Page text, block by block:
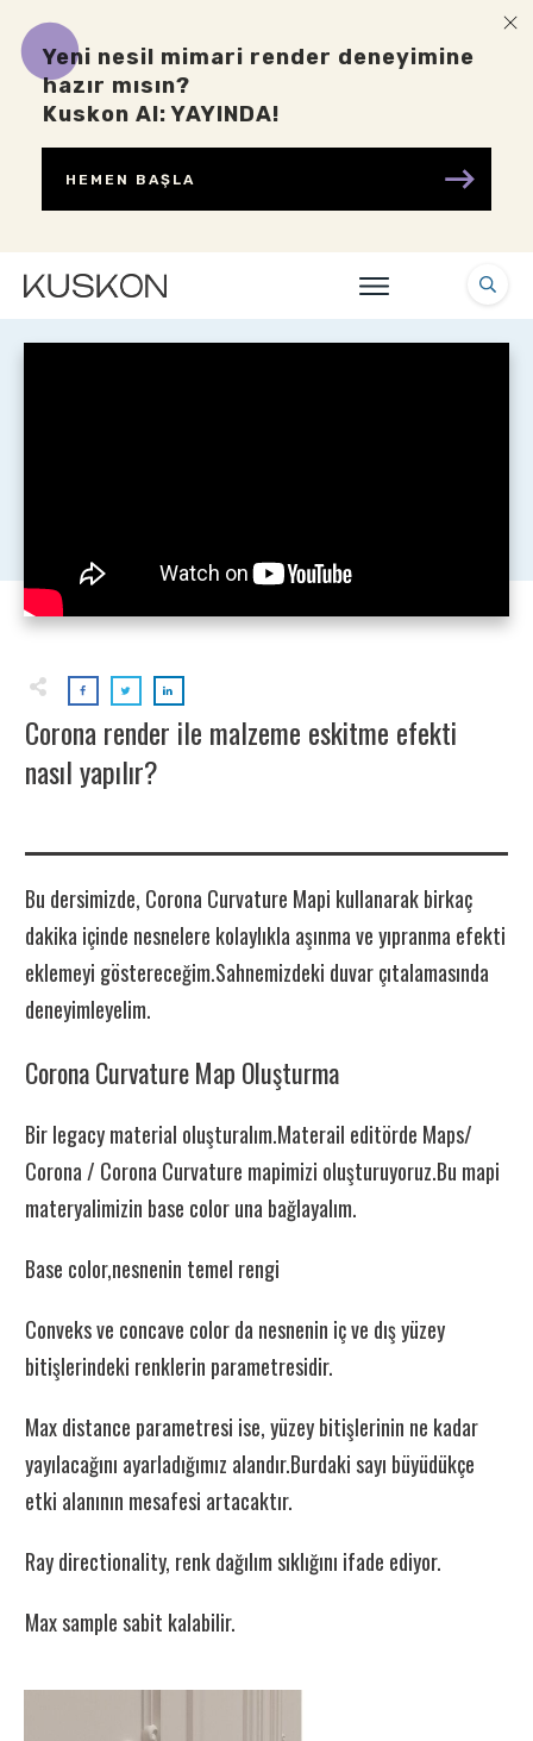
Corona render ile malzeme eskitme efekti
nasıl yapılır?
Bu dersimizde, Corona Curvature Mapi kullanarak birkaç
dakika içinde nesnelere kolaylıkla aşınma ve yıpranma efekti
eklemeyi göstereceğim.Sahnemizdeki duvar çıtalamasında
deneyimleyelim.
Corona Curvature Map Oluşturma
Bir legacy material oluşturalım.Materail editörde Maps/
Corona / Corona Curvature mapimizi oluşturuyoruz.Bu mapi
materyalimizin base color una bağlayalım.
Base color,nesnenin temel rengi
Conveks ve concave color da nesnenin iç ve dış yüzey
bitişlerindeki renklerin parametresidir.
Max distance parametresi ise, yüzey bitişlerinin ne kadar
yayılacağını ayarladığımız alandır.Burdaki sayı büyüdükçe
etki alanının mesafesi artacaktır.
Ray directionality, renk dağılım sıklığını ifade ediyor.
Max sample sabit kalabilir.
Yeni nesil mimari render deneyimine
hazır mısın?
Kuskon AI: YAYINDA!
HEMEN BAŞLA